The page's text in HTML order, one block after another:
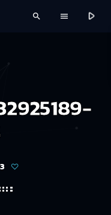
search menu play_arrow
3